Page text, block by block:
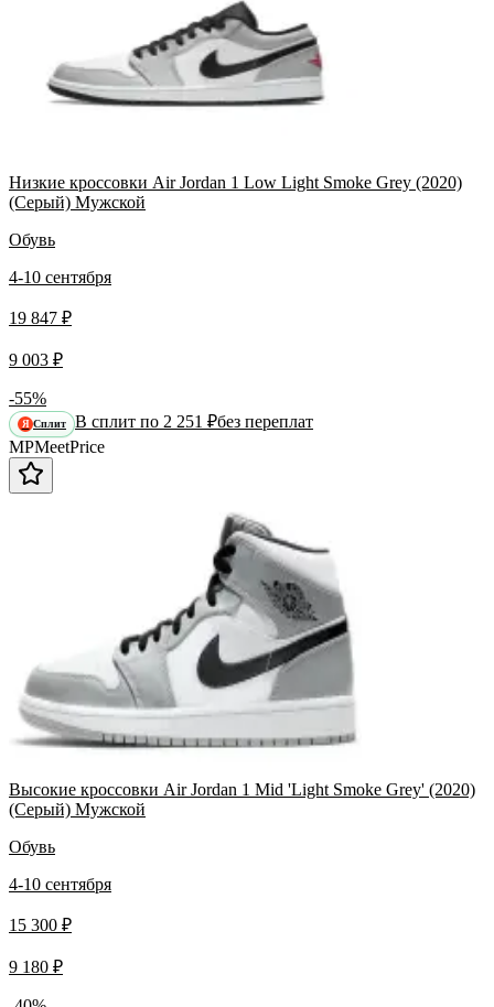
Низкие кроссовки Air Jordan 1 Low Light Smoke Grey (2020)
(Серый) Мужской
Обувь
4-10 сентября
19 847 ₽
9 003 ₽
-55%
Я Сплит В сплит по 2 251 ₽без переплат
MPMeetPrice
Высокие кроссовки Air Jordan 1 Mid 'Light Smoke Grey' (2020)
(Серый) Мужской
Обувь
4-10 сентября
15 300 ₽
9 180 ₽